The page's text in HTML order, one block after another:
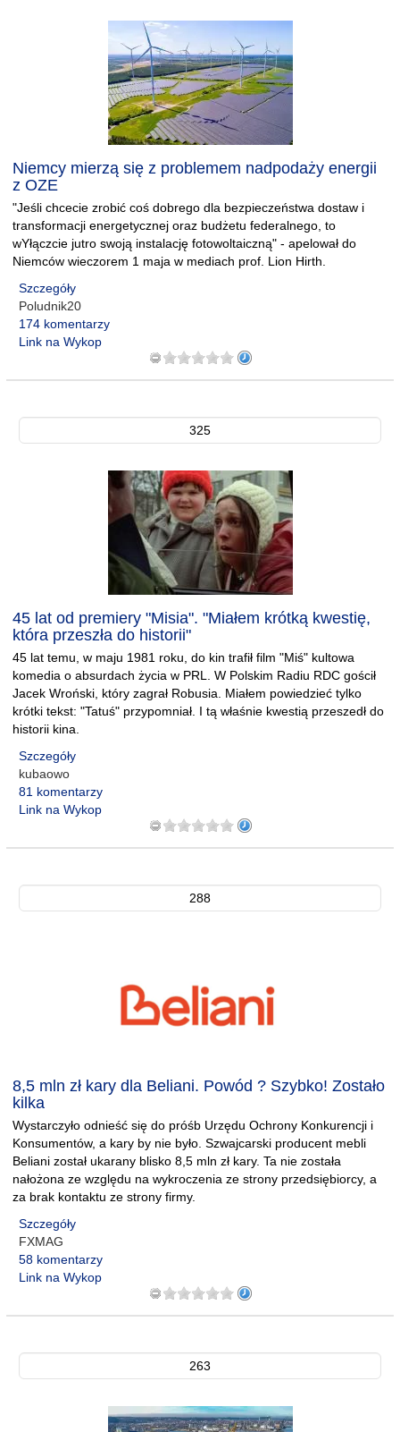
Niemcy mierzą się z problemem nadpodaży energii
z OZE
"Jeśli chcecie zrobić coś dobrego dla bezpieczeństwa dostaw i
transformacji energetycznej oraz budżetu federalnego, to
wYłączcie jutro swoją instalację fotowoltaiczną" - apelował do
Niemców wieczorem 1 maja w mediach prof. Lion Hirth.
Szczegóły
Poludnik20
174 komentarzy
Link na Wykop
325
45 lat od premiery "Misia". "Miałem krótką kwestię,
która przeszła do historii"
45 lat temu, w maju 1981 roku, do kin trafił film "Miś" kultowa
komedia o absurdach życia w PRL. W Polskim Radiu RDC gościł
Jacek Wroński, który zagrał Robusia. Miałem powiedzieć tylko
krótki tekst: "Tatuś" przypomniał. I tą właśnie kwestią przeszedł do
historii kina.
Szczegóły
kubaowo
81 komentarzy
Link na Wykop
288
8,5 mln zł kary dla Beliani. Powód ? Szybko! Zostało
kilka
Wystarczyło odnieść się do próśb Urzędu Ochrony Konkurencji i
Konsumentów, a kary by nie było. Szwajcarski producent mebli
Beliani został ukarany blisko 8,5 mln zł kary. Ta nie została
nałożona ze względu na wykroczenia ze strony przedsiębiorcy, a
za brak kontaktu ze strony firmy.
Szczegóły
FXMAG
58 komentarzy
Link na Wykop
263